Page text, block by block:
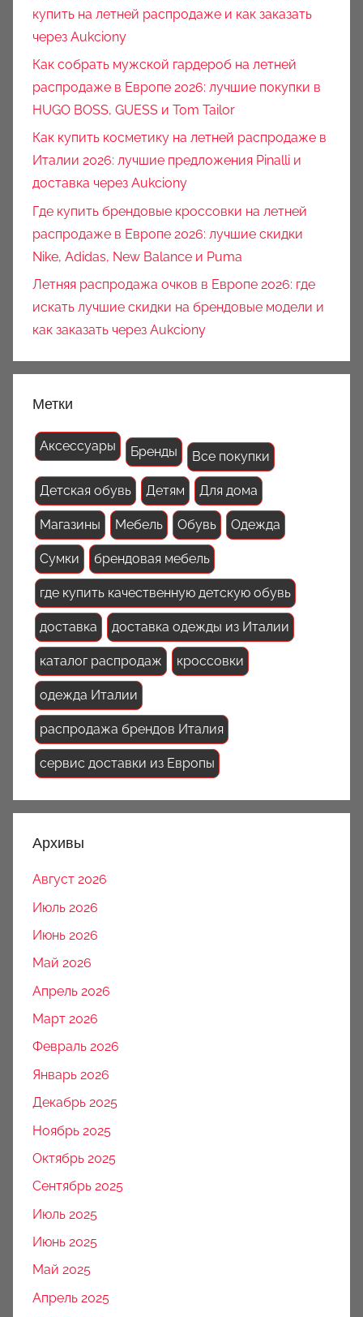
купить на летней распродаже и как заказать
через Aukciony
Как собрать мужской гардероб на летней
распродаже в Европе 2026: лучшие покупки в
HUGO BOSS, GUESS и Tom Tailor
Как купить косметику на летней распродаже в
Италии 2026: лучшие предложения Pinalli и
доставка через Aukciony
Где купить брендовые кроссовки на летней
распродаже в Европе 2026: лучшие скидки
Nike, Adidas, New Balance и Puma
Летняя распродажа очков в Европе 2026: где
искать лучшие скидки на брендовые модели и
как заказать через Aukciony
Метки
Аксессуары Бренды Все покупки
Детская обувь Детям Для дома
Магазины Мебель Обувь Одежда
Сумки брендовая мебель
где купить качественную детскую обувь
доставка доставка одежды из Италии
каталог распродаж кроссовки
одежда Италии
распродажа брендов Италия
сервис доставки из Европы
Архивы
Август 2026
Июль 2026
Июнь 2026
Май 2026
Апрель 2026
Март 2026
Февраль 2026
Январь 2026
Декабрь 2025
Ноябрь 2025
Октябрь 2025
Сентябрь 2025
Июль 2025
Июнь 2025
Май 2025
Апрель 2025